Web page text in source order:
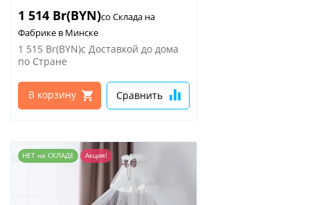
1 514 Br(BYN)со Склада на
Фабрике в Минске
1 515 Br(BYN)с Доставкой до дома
по Стране
В корзину Сравнить
НЕТ на СКЛАДЕ Акция!